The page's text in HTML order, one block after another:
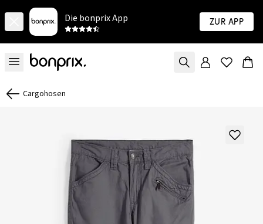
Die bonprix App Zur App
Cargohosen